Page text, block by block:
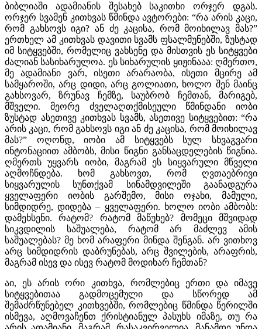
ბიბლიაში ადამიანის შესახებ საკითხი ორჯერ დგას.
ორჯერ სვამენ კითხვას წმინდა ავტორები: “რა არის კაცი,
რომ გახსოვს იგი? ან ძე კაცისა, რომ მოიხილავ მას?”
ერთხელ ამ კითხვას დავითი სვამს ფსალმუნებში, ზუსტად
იმ სიტყვებში, რომელიც ვახსენე და მისთვის ეს სიტყვები
ძალიან სასიხარულოა. ეს სიხარულის ყიჟინააა: ღმერთო,
მე ადამიანი ვარ, ისეთი არარაობა, ისეთი მცირე ამ
სამყაროში, არც დიდი, არც გოლიათი, ხოლო შენ მაინც
გახსოვარ, ზრუნავ ჩემზე, საუბრობ ჩემთან, მარიგებ,
მშველი. მეორე ძველაღთქმისეული წმინდანი იობი
ზუსტად ასეთივე კითხვას სვამს, ასეთივე სიტყვებით: “რა
არის კაცი, რომ გახსოვს იგი ან ძე კაცისა, რომ მოიხილავ
მას?” ოღონდ, იობი ამ სიტყვებს სულ სხვაგვარი
ინტონაციით ამბობს, მისი წიგნი განსაცდელების წიგნია.
ღმერთს უყვარს იობი, მაგრამ ეს სიყვარული მწველი
აღმოჩნდება. ხომ გახსოვთ, რომ ღვთაებრივი
სიყვარულის სუნთქვამ სინამდვილეში გაანადგურა
ყველაფერი იობის გარშემო, მისი ოჯახი, მამული,
სიმდიდრე, დიდება – ყველაფერი. ხოლო იობი ამბობს:
დამეხსენი. რატომ? რატომ მაწუხებ? მომეცი მშვიდად
სიკვდილის საშუალება, რატომ არ მაძლევ ამის
საშუალებას? მე ხომ არაფერი მინდა შენგან. არ ვითხოვ
არც სიმდიდრის დაბრუნებას, არც შვილების, არაფრის,
მაგრამ ისევ და ისევ რატომ მოდიხარ ჩემთან?
აი, ეს არის ორი კითხვა, რომლებიც ერთი და იმავე
სიტყვებითაა გადმოცემული და სწორედ ამ
შემაძრწუნებელ კითხვებში, რომლებიც წმინდა წერილში
ისმევა, აღმოვაჩენთ ქრისტიანულ პასუხს იმაზე, თუ რა